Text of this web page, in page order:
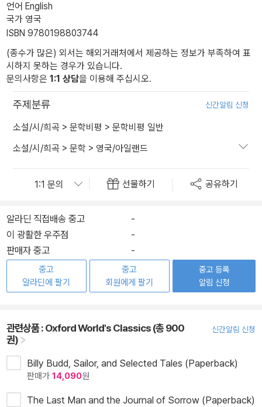
언어 English
국가 영국
ISBN 9780198803744
(종수가 많은) 외서는 해외거래처에서 제공하는 정보가 부족하여 표
시하지 못하는 경우가 있습니다.
문의사항은 1:1 상담을 이용해 주십시오.
주제분류 신간알림 신청
소설/시/희곡 > 문학비평 > 문학비평 일반
소설/시/희곡 > 문학 > 영국/아일랜드
선물하기 공유하기
알라딘 직접배송 중고
-
이 광활한 우주점
-
판매자 중고
-
중고
알라딘에 팔기
중고
회원에게 팔기
중고 등록
알림 신청
관련상품 :Oxford World's Classics (총 900
권)
신간알림 신청
Billy Budd, Sailor, and Selected Tales (Paperback)
판매가 14,090원
The Last Man and the Journal of Sorrow (Paperback)